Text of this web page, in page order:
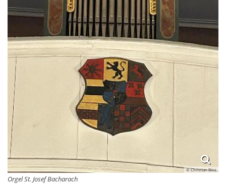
© Christian Binz
Orgel St. Josef Bacharach